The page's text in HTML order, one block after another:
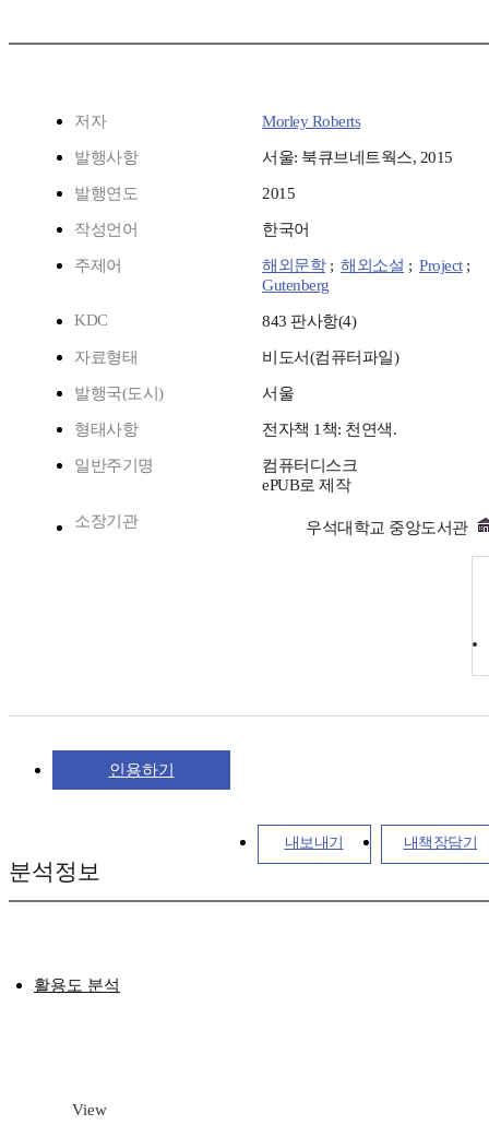
저자 Morley Roberts
발행사항 서울: 북큐브네트웍스, 2015
발행연도 2015
작성언어 한국어
주제어 해외문학; 해외소설 ; Project;
Gutenberg
KDC
843 판사항(4)
자료형태 비도서(컴퓨터파일)
발행국(도시) 서울
형태사항 전자책 1책: 천연색.
일반주기명
컴퓨터디스크
ePUB로 제작
소장기관 우석대학교 중앙도서관
인용하기
내보내기 내책장담기
분석정보
활용도 분석
View